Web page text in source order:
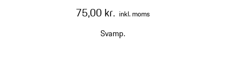
75,00 kr. inkl. moms
Svamp.